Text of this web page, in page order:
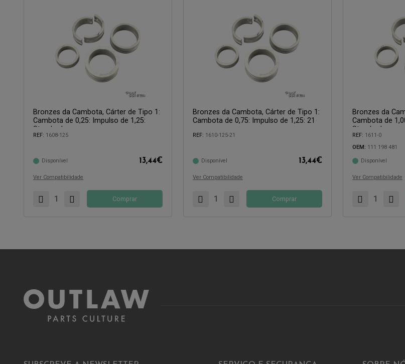
Bronzes da Cambota, Cárter de Tipo 1:
Cambota de 0,25: Impulso de 1,25:
Standard
REF: 1608-125
Disponível 13,44€
Ver Compatibilidade
Comprar
Bronzes da Cambota, Cárter de Tipo 1:
Cambota de 0,75: Impulso de 1,25: 21
REF: 1610-125-21
Disponível 13,44€
Ver Compatibilidade
Comprar
Bronzes da
Cambota de
Standard
REF: 1611-0
OEM: 111 198 481
Disponível
Ver Compatibilidade
Compatível com: